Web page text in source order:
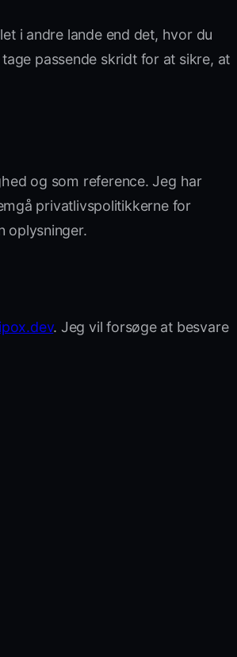
i andre lande end det, hvor du
passende skridt for at sikre, at
og som reference. Jeg har
privatlivspolitikkerne for
oplysninger.
. Jeg vil forsøge at besvare